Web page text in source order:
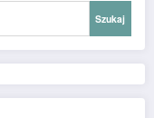
Szukaj